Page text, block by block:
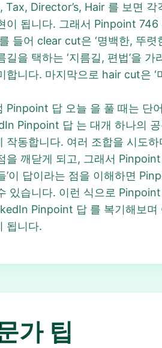
Tax, Director’s, Hair 를 보면
이 됩니다. 그래서 Pinpoint 746
들어 clear cut은 ‘명백한, 뚜
길을 택하는 ‘지름길, 편법’을
합니다. 마지막으로 hair cut은 ‘
Pinpoint 답 오늘 을 풀 때는 단
Pinpoint 답 는 대개 하나의
작동합니다. 여러 조합을 시도
을 깨닫게 되고, 그래서
’이 답이라는 점을 이해하면
있습니다. 이런 식으로
Pinpoint 답 를 복기해보
됩니다.
가 팁